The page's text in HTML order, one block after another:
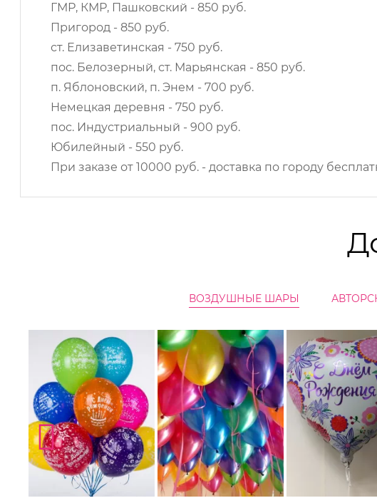
ГМР, КМР, Пашковский - 850 руб.
Пригород - 850 руб.
ст. Елизаветинская - 750 руб.
пос. Белозерный, ст. Марьянская - 850 руб.
п. Яблоновский, п. Энем - 700 руб.
Немецкая деревня - 750 руб.
пос. Индустриальный - 900 руб.
Юбилейный - 550 руб.
При заказе от 10000 руб. - доставка по городу
ВОЗДУШНЫЕ ШАРЫ